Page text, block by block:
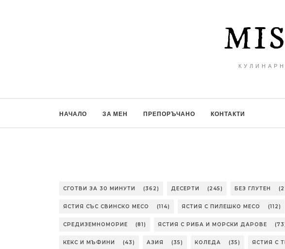
НАЧАЛО ЗА МЕН ПРЕПОРЪЧАНО КОНТАКТИ
СГОТВИ ЗА 30 МИНУТИ (362) ДЕСЕРТИ (245) БЕЗ ГЛУТЕН
ЯСТИЯ СЪС СВИНСКО МЕСО (114) ЯСТИЯ С ПИЛЕШКО МЕСО (112)
СРЕДИЗЕМНОМОРИЕ (81) ЯСТИЯ С РИБА И МОРСКИ ДАРОВЕ
КЕКС И МЪФИНИ (43) АЗИЯ (35) КОЛЕДА (35) ЯСТИЯ С